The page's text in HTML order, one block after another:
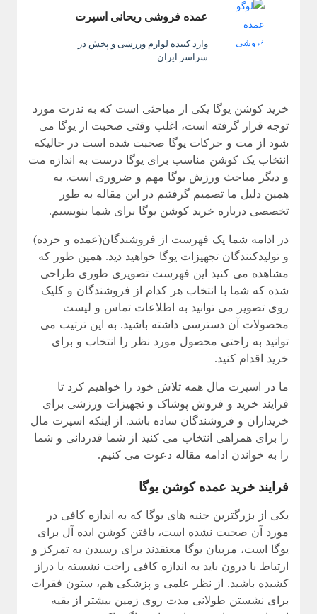
عمده فروشی ریحانی اسپرت
وارد کننده لوازم ورزشی و پخش در
سراسر ایران
خرید کوشن یوگا یکی از مباحثی است که به ندرت مورد
توجه قرار گرفته است، اغلب وقتی صحبت از یوگا می
شود از مت و حرکات یوگا صحبت شده است در حالیکه
انتخاب یک کوشن مناسب برای یوگا درست به اندازه مت
و دیگر مباحث ورزش یوگا مهم و ضروری است. به
همین دلیل ما تصمیم گرفتیم در این مقاله به طور
تخصصی درباره خرید کوشن یوگا برای شما بنویسیم.
در ادامه شما یک فهرست از فروشندگان(عمده و خرده)
و تولیدکنندگان تجهیزات یوگا خواهید دید. همین طور که
مشاهده می کنید این فهرست تصویری طوری طراحی
شده که شما با انتخاب هر کدام از فروشندگان و کلیک
روی تصویر می توانید به اطلاعات تماس و لیست
محصولات آن دسترسی داشته باشید. به این ترتیب می
توانید به راحتی محصول مورد نظر را انتخاب و برای
خرید اقدام کنید.
ما در اسپرت مال همه تلاش خود را خواهیم کرد تا
فرایند خرید و فروش پوشاک و تجهیزات ورزشی برای
خریداران و فروشندگان ساده باشد. از اینکه اسپرت مال
را برای همراهی انتخاب می کنید از شما قدردانی و شما
را به خواندن ادامه مقاله دعوت می کنیم.
فرایند خرید عمده کوشن یوگا
یکی از بزرگترین جنبه های یوگا که به اندازه کافی در
مورد آن صحبت نشده است، یافتن کوشن ایده آل برای
یوگا است، مربیان یوگا معتقدند برای رسیدن به تمرکز و
ارتباط با درون باید به اندازه کافی راحت نشسته یا دراز
کشیده باشید. از نظر علمی و پزشکی هم، ستون فقرات
برای نشستن طولانی مدت روی زمین بیشتر از بقیه